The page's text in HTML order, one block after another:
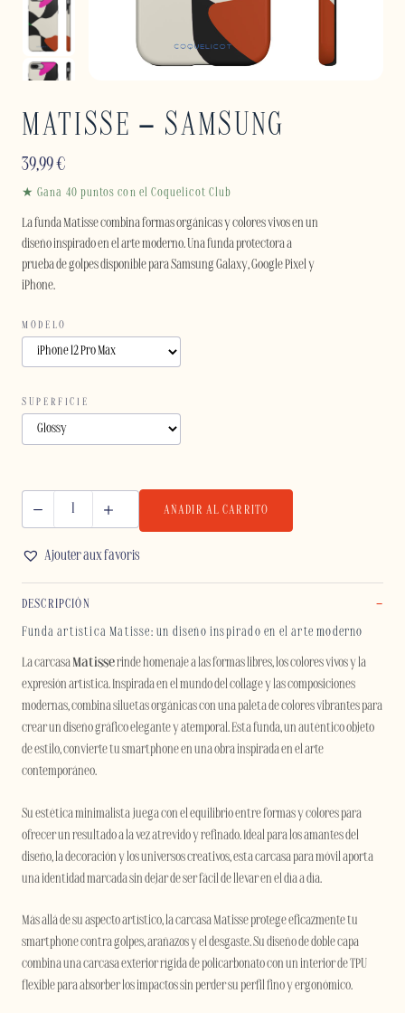
MATISSE – SAMSUNG
39,99€
★ Gana 40 puntos con el Coquelicot Club
La funda Matisse combina formas orgánicas y colores vivos en un
diseño inspirado en el arte moderno. Una funda protectora a
prueba de golpes disponible para Samsung Galaxy, Google Pixel y
iPhone.
MODELO
SUPERFICIE
SAMSUNG
cantidad
AÑADIR AL CARRITO
Ajouter aux favoris
DESCRIPCIÓN
Funda artística Matisse: un diseño inspirado en el arte moderno
La carcasaMatisserinde homenaje a las formas libres, los colores vivos y la
expresión artística. Inspirada en el mundo del collage y las composiciones
modernas, combina siluetas orgánicas con una paleta de colores vibrantes para
crear un diseño gráfico elegante y atemporal. Esta funda, un auténtico objeto
de estilo, convierte tu smartphone en una obra inspirada en el arte
contemporáneo.
Su estética minimalista juega con el equilibrio entre formas y colores para
ofrecer un resultado a la vez atrevido y refinado. Ideal para los amantes del
diseño, la decoración y los universos creativos, esta carcasa para móvil aporta
una identidad marcada sin dejar de ser fácil de llevar en el día a día.
Más allá de su aspecto artístico, la carcasa Matisse protege eficazmente tu
smartphone contra golpes, arañazos y el desgaste. Su diseño de doble capa
combina una carcasa exterior rígida de policarbonato con un interior de TPU
flexible para absorber los impactos sin perder su perfil fino y ergonómico.